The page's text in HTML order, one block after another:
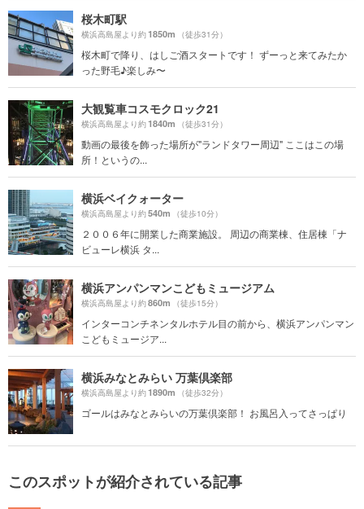
桜木町駅
横浜高島屋より約1850m （徒歩31分）
桜木町で降り、はしご酒スタートです！ ずーっと来てみたか
った野毛♪楽しみ〜
大観覧車コスモクロック21
横浜高島屋より約1840m （徒歩31分）
動画の最後を飾った場所が"ランドタワー周辺" ここはこの場
所！というの...
横浜ベイクォーター
横浜高島屋より約540m （徒歩10分）
２００６年に開業した商業施設。 周辺の商業棟、住居棟「ナ
ビューレ横浜 タ...
横浜アンパンマンこどもミュージアム
横浜高島屋より約860m （徒歩15分）
インターコンチネンタルホテル目の前から、横浜アンパンマン
こどもミュージア...
横浜みなとみらい 万葉倶楽部
横浜高島屋より約1890m （徒歩32分）
ゴールはみなとみらいの万葉倶楽部！ お風呂入ってさっぱり
このスポットが紹介されている記事